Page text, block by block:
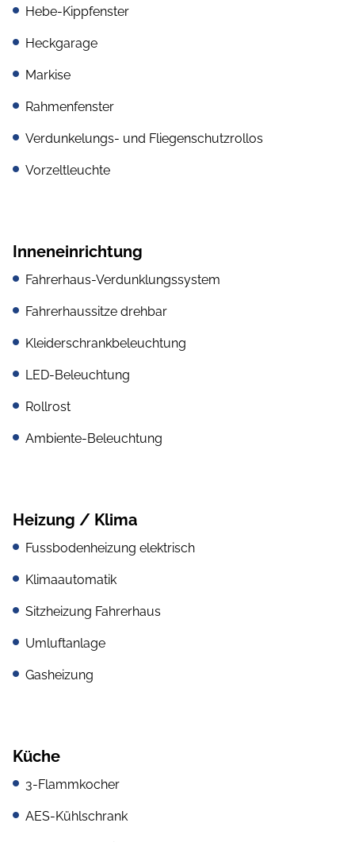
Hebe-Kippfenster
Heckgarage
Markise
Rahmenfenster
Verdunkelungs- und Fliegenschutzrollos
Vorzeltleuchte
Inneneinrichtung
Fahrerhaus-Verdunklungssystem
Fahrerhaussitze drehbar
Kleiderschrankbeleuchtung
LED-Beleuchtung
Rollrost
Ambiente-Beleuchtung
Heizung / Klima
Fussbodenheizung elektrisch
Klimaautomatik
Sitzheizung Fahrerhaus
Umluftanlage
Gasheizung
Küche
3-Flammkocher
AES-Kühlschrank